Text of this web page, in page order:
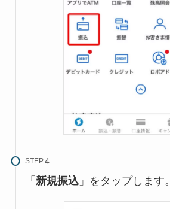
STEP
「 新規振込」をタップします。